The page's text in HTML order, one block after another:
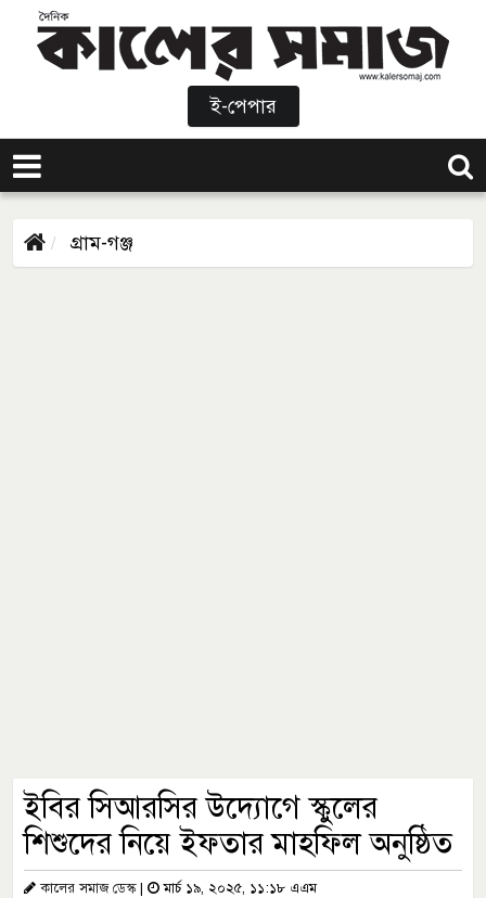
ই-পেপার
গ্রাম-গঞ্জ
ইবির সিআরসির উদ্যোগে স্কুলের
শিশুদের নিয়ে ইফতার মাহফিল অনুষ্ঠিত
কালের সমাজ ডেস্ক| মার্চ ১৯, ২০২৫, ১১:১৮ এএম